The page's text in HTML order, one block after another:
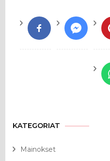
KATEGORIAT
Mainokset